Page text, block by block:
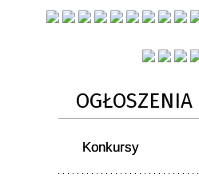
OGŁOSZENIA
Konkursy